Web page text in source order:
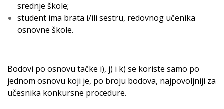
srednje škole;
student ima brata i/ili sestru, redovnog učenika
osnovne škole.
Bodovi po osnovu tačke i), j) i k) se koriste samo po
jednom osnovu koji je, po broju bodova, najpovoljniji za
učesnika konkursne procedure.